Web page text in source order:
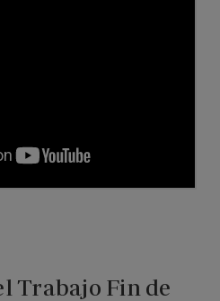
Trabajo Fin de